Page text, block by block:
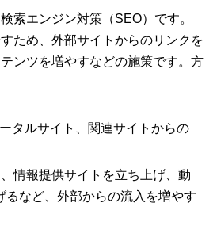
索エンジン対策（SEO）です。
ため、外部サイトからのリンクを
ンツを増やすなどの施策です。方
タルサイト、関連サイトからの
情報提供サイトを立ち上げ、動
るなど、外部からの流入を増やす